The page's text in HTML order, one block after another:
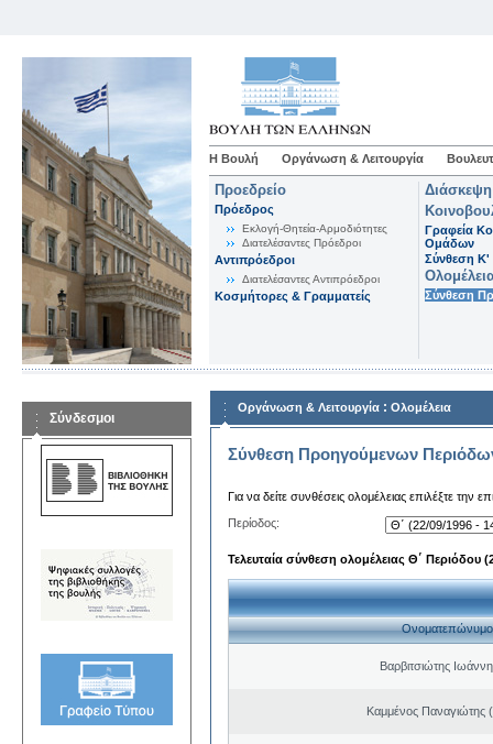
Η Βουλή Οργάνωση & Λειτουργία
Προεδρείο
Πρόεδρος
Εκλογή-Θητεία-Αρμοδιότητες
Διατελέσαντες Πρόεδροι
Αντιπρόεδροι
Διατελέσαντες Αντιπρόεδροι
Κοσμήτορες & Γραμματείς
Γραφεία
Ομάδων
Σύνθεση K'
Σύνθεση
Σύνδεσμοι
Οργάνωση & Λειτουργία : Ολομέλεια
Σύνθεση Προηγούμενων
Για να δείτε συνθέσεις ολομέλειας επιλέξτε την
Περίοδος:
Τελευταία σύνθεση ολομέλειας Θ΄ Περιόδου
Ονοματεπώνυμο
Βαρβιτσιώτης
Καμμένος Παναγιώτης